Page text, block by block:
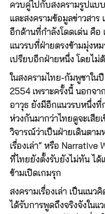
ควบคู่ไปกับสงครามรูปแบบ
และสงครามข้อมูลข่าวสา
อีกด้านที่กำลังโดดเด่น คือ
แนวรบที่ฝ่ายตรงข้ามมุ่งหม
เปรียบอีกฝ่ายหนึ่ง โดยไม่
ในสงครามไทย-กัมพูชาใน
2554 เพราะครั้งนี้ นอกจ
อาวุธ ยังมีอีกแนวรบหนึ่งที่
ห่วงกันมากว่าไทยดูจะเสีย
วิจารณ์ว่าเป็นฝ่ายเดินตา
เรื่องเล่า” หรือ Narrative
ที่ไทยยังตั้งรับยังไม่ทัน ได้
ข้ามเปิดเกมรุก
สงครามเรื่องเล่า เป็นแน
ได้รับการพูดถึงจริงจังในแ